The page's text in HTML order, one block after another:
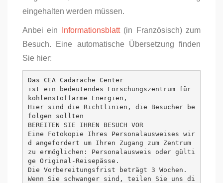
eingehalten werden müssen.
Anbei ein Informationsblatt(in Französisch) zum
Besuch. Eine automatische Übersetzung finden
Sie hier:
Das CEA Cadarache Center
ist ein bedeutendes Forschungszentrum für
kohlenstoffarme Energien,
Hier sind die Richtlinien, die Besucher be
folgen sollten
BEREITEN SIE IHREN BESUCH VOR
Eine Fotokopie Ihres Personalausweises wir
d angefordert um Ihren Zugang zum Zentrum
zu ermöglichen: Personalausweis oder gülti
ge Original-Reisepässe.
Die Vorbereitungsfrist beträgt 3 Wochen.
Wenn Sie schwanger sind, teilen Sie uns di